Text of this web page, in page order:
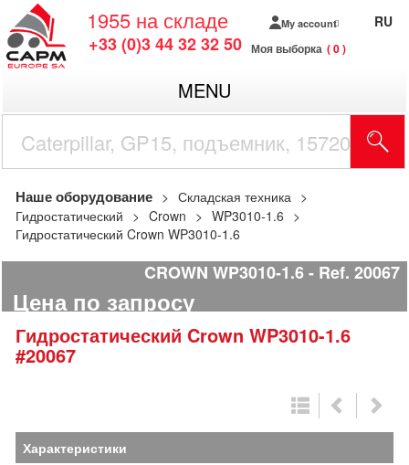
1955 на складе
+33 (0)3 44 32 32 50
My account
Моя выборка 0
RU
MENU
Наше оборудование
Складская техника
Гидростатический
Crown
WP3010-1.6
Гидростатический Crown WP3010-1.6
CROWN WP3010-1.6 Ref. 20067
Цена по запросу
Гидростатический Crown WP3010-1.6
#20067
Характеристики